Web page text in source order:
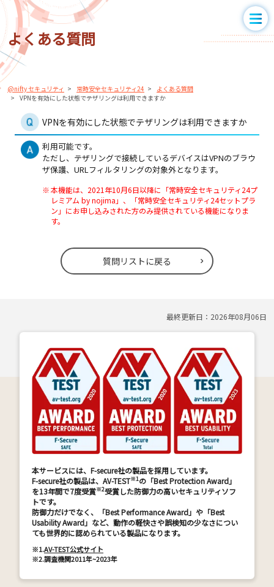
よくある質問
@nifty セキュリティ 常時安全セキュリティ24
よくある質問
VPNを有効にした状態でテザリングは利用できますか
VPNを有効にした状態でテザリングは利用できますか
利用可能です。
ただし、テザリングで接続しているデバイスはVPNのブラウ
ザ保護、URLフィルタリングの対象外となります。
※本機能は、2021年10月6日以降に「常時安全セキュリティ24プ
レミアム by nojima」、「常時安全セキュリティ24セットプラ
ン」にお申し込みされた方のみ提供されている機能になりま
す。
質問リストに戻る
最終更新日： 2026年08月06日
本サービスには、F-secure社の製品を採用しています。
F-secure社の製品は、AV-TEST※1の「Best Protection Award」
を13年間で7度受賞※2受賞した防御力の高いセキュリティソフ
トです。
防御力だけでなく、「Best Performance Award」や「Best
Usability Award」など、動作の軽快さや誤検知の少なさについ
ても世界的に認められている製品になります。
※1.AV-TEST公式サイト
※2.調査機関2011年~2023年